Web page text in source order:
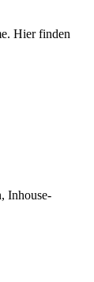
Hier finden
Inhouse-